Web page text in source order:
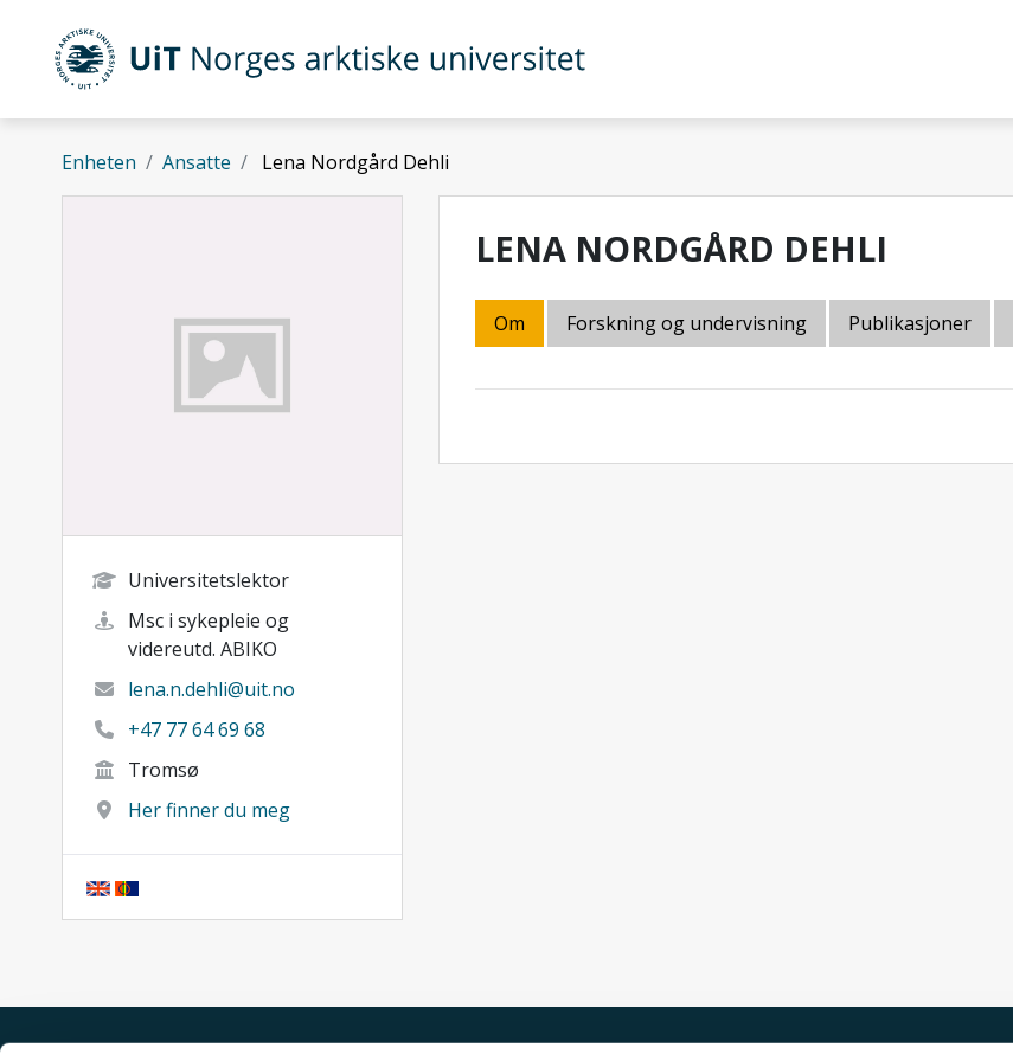
Gå til hovedinnhold
UiT Norges arktiske universitet
Enheten Ansatte Lena Nordgård Dehli
Universitetslektor
Msc i sykepleie og
videreutd. ABIKO
lena.n.dehli@uit.no
+47 77 64 69 68
Tromsø
Her finner du meg
LENA NORDGÅRD DEHLI
Om Forskning og undervisning Publikasjoner